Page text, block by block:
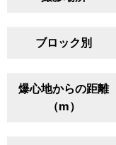
ブロック別
爆心地からの距離
（m）